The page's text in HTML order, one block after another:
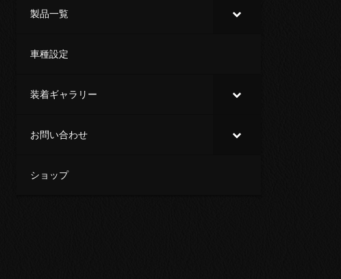
製品一覧
車種設定
装着ギャラリー
お問い合わせ
ショップ